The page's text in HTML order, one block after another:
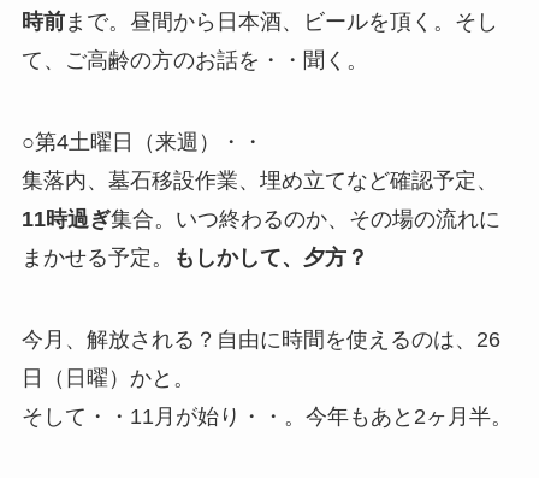
時前まで。昼間から日本酒、ビールを頂く。そし
て、ご高齢の方のお話を・・聞く。
○第4土曜日（来週）・・
集落内、墓石移設作業、埋め立てなど確認予定、
11時過ぎ集合。いつ終わるのか、その場の流れに
まかせる予定。
もしかして、夕方？
今月、解放される？自由に時間を使えるのは、26
日（日曜）かと。
そして・・11月が始り・・。今年もあと2ヶ月半。